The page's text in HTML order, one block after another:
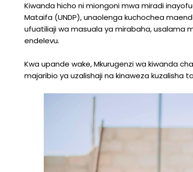
Kiwanda hicho ni miongoni mwa miradi
Mataifa (UNDP), unaolenga kuchochea
ufuatiliaji wa masuala ya mirabaha, usalama
endelevu.
Kwa upande wake, Mkurugenzi wa kiwanda
majaribio ya uzalishaji na kinaweza kuzalisha